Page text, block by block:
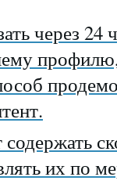
через 24
их по